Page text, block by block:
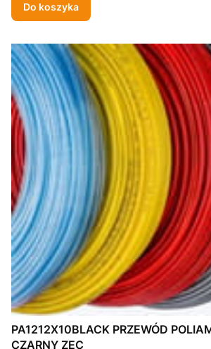
Do koszyka
PA1212X10BLACK PRZEWÓD
CZARNY ZEC